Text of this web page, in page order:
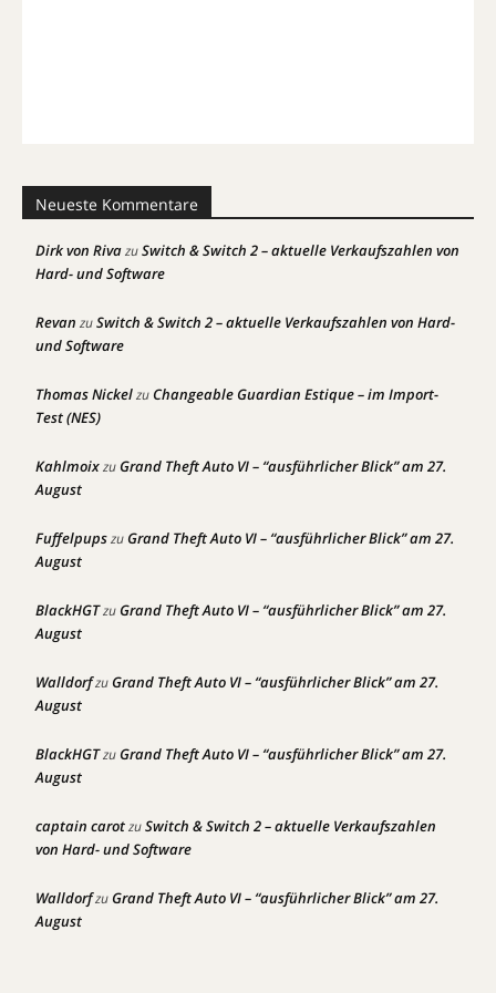
Neueste Kommentare
Dirk von RivazuSwitch & Switch 2 – aktuelle Verkaufszahlen von
Hard- und Software
Revan zuSwitch & Switch 2 – aktuelle Verkaufszahlen von Hard-
und Software
Thomas NickelzuChangeable Guardian Estique – im Import-
Test (NES)
KahlmoixzuGrand Theft Auto VI – “ausführlicher Blick” am 27.
August
FuffelpupszuGrand Theft Auto VI – “ausführlicher Blick” am 27.
August
BlackHGTzuGrand Theft Auto VI – “ausführlicher Blick” am 27.
August
WalldorfzuGrand Theft Auto VI – “ausführlicher Blick” am 27.
August
BlackHGTzuGrand Theft Auto VI – “ausführlicher Blick” am 27.
August
captain carotzuSwitch & Switch 2 – aktuelle Verkaufszahlen
von Hard- und Software
WalldorfzuGrand Theft Auto VI – “ausführlicher Blick” am 27.
August